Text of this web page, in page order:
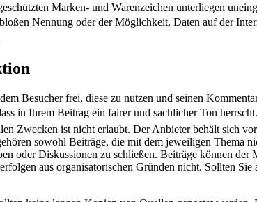
Marken- und Warenzeichen unterliegen
Nennung oder der Möglichkeit, Daten auf der
Besucher frei, diese zu nutzen und seinen
in Ihrem Beitrag ein fairer und sachlicher Ton
Zwecken ist nicht erlaubt. Der Anbieter behält sich
sowohl Beiträge, die mit dem jeweiligen Thema
oder Diskussionen zu schließen. Beiträge können
aus organisatorischen Gründen nicht. Sollten